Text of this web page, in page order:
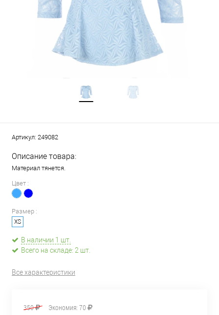
Артикул: 249082
Описание товара:
Материал тянется.
Цвет :
Размер :
XS
В наличии 1 шт.
Всего на складе: 2 шт.
Все характеристики
350 Экономия: 70